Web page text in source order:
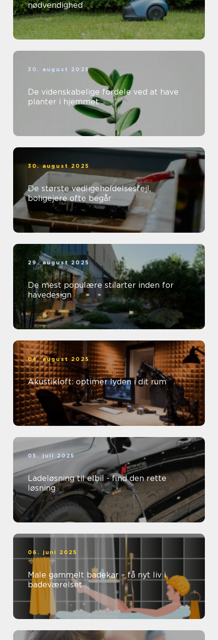
nødvendighed
30. august 2025
De videnskabelige fordele ved at have
planter i hjemmet
30. august 2025
De største vedligeholdelsesfejl,
boligejere ofte begår
29. august 2025
De mest populære stilarter inden for
havedesign
04. august 2025
Akustikloft: optimer lyden i dit rum
05. juli 2025
Ladeløsning til elbil - find den rette
løsning
06. juni 2025
Male gammelt badekar – få nyt liv i
badeværelset